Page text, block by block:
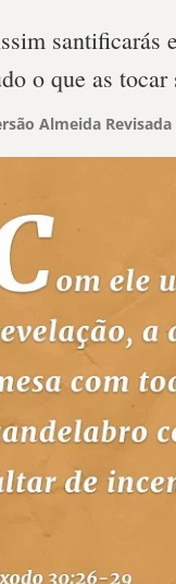
santificarás
o que as tocar
Almeida